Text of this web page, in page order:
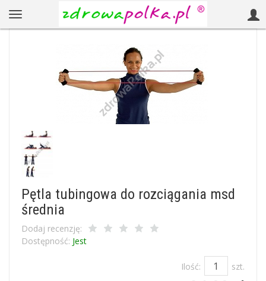
Pętla tubingowa do rozciągania msd
średnia
Dodaj recenzję:
Dostępność: Jest
Ilość: szt.